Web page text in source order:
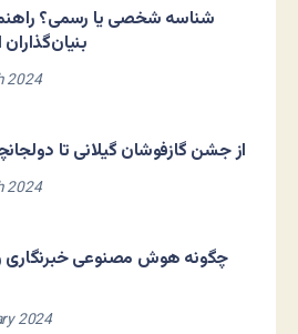
شناسه شخصی یا رسمی؟
2024
از جشن گازفوشان گیلانی تا
2024
چگونه هوش مصنوعی خبرنگاری
2024